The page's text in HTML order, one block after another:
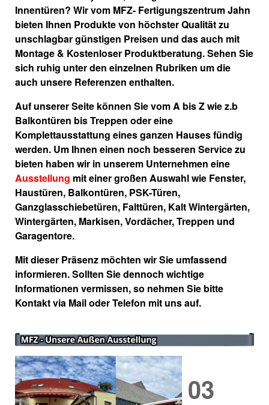
Innentüren? Wir vom MFZ- Fertigungszentrum Jahn
bieten Ihnen Produkte von höchster Qualität zu
unschlagbar günstigen Preisen und das auch mit
Montage & Kostenloser Produktberatung. Sehen Sie
sich ruhig unter den einzelnen Rubriken um die
auch unsere Referenzen enthalten.
Auf unserer Seite können Sie vom A bis Z wie z.b
Balkontüren bis Treppen oder eine
Komplettausstattung eines ganzen Hauses fündig
werden. Um Ihnen einen noch besseren Service zu
bieten haben wir in unserem Unternehmen eine
Ausstellung mit einer großen Auswahl wie Fenster,
Haustüren, Balkontüren, PSK-Türen,
Ganzglasschiebetüren, Falttüren, Kalt Wintergärten,
Wintergärten, Markisen, Vordächer, Treppen und
Garagentore.
Mit dieser Präsenz möchten wir Sie umfassend
informieren. Sollten Sie dennoch wichtige
Informationen vermissen, so nehmen Sie bitte
Kontakt via Mail oder Telefon mit uns auf.
04